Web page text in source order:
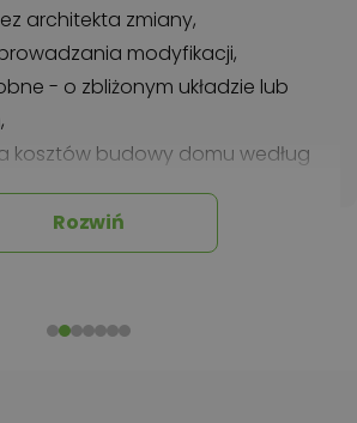
architekta zmiany,
modyfikacji,
- o zbliżonym układzie lub
kosztów budowy domu według
- np. wymiary
instalacje, materiały?
49 90lub
Rozwiń